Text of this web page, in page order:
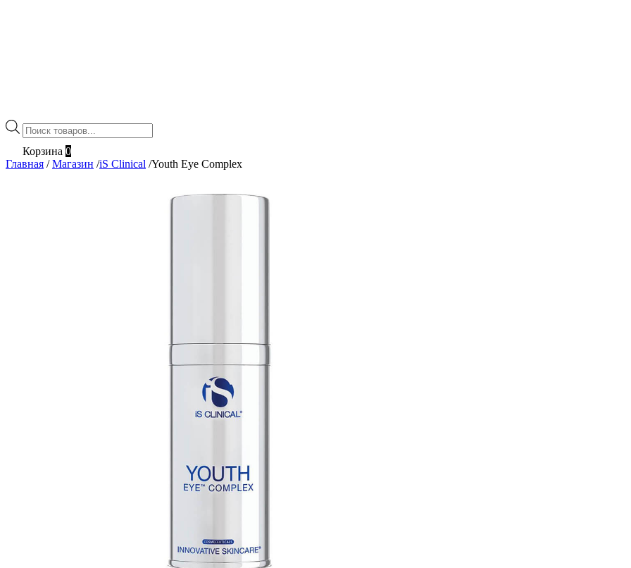
Поиск
товаров
Корзина 0
Главная / Магазин /iS Clinical /Youth Eye Complex